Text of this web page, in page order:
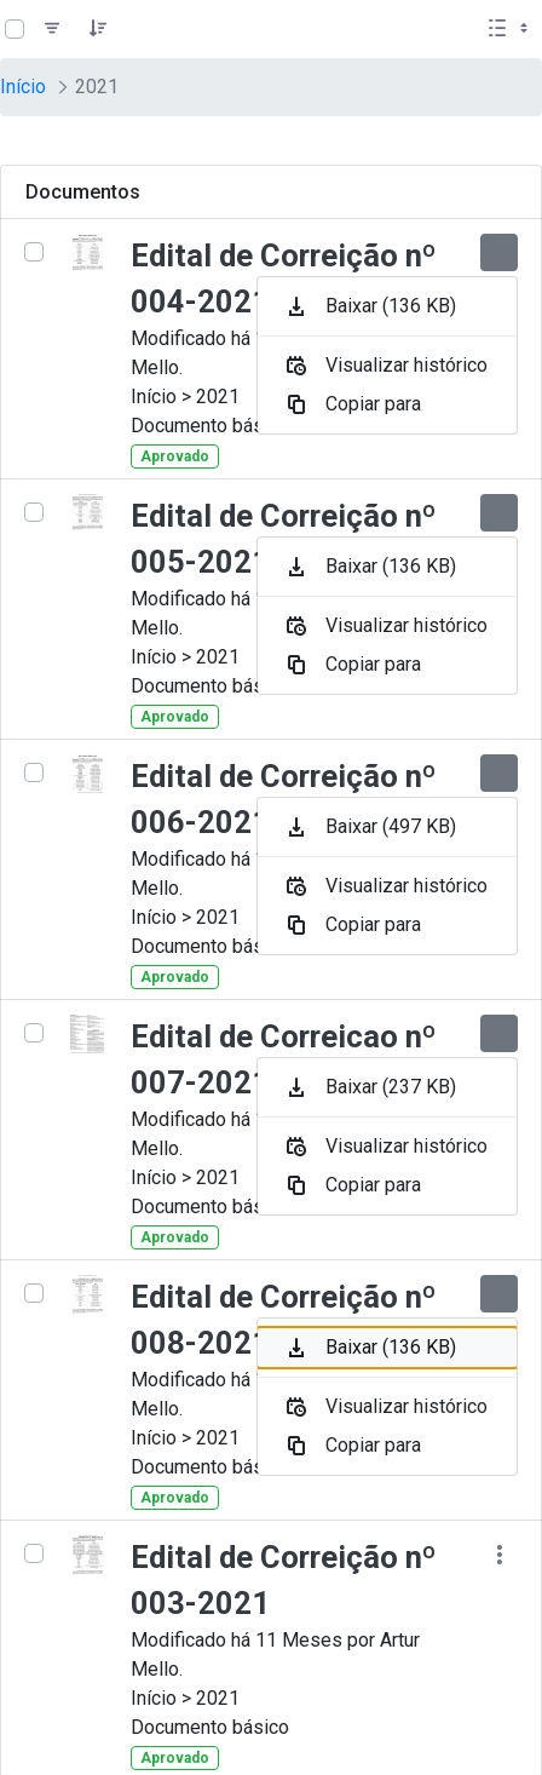
Pular para o Conteúdo principal
teste descricao
Início 2021
Documentos
Edital de Correição nº
004-2021
Modificado há 11 Meses por Artur
Mello.
Início > 2021
Documento básico
Aprovado
Edital de Correição nº
005-2021
Modificado há 11 Meses por Artur
Mello.
Início > 2021
Documento básico
Aprovado
Edital de Correição nº
006-2021
Modificado há 11 Meses por Artur
Mello.
Início > 2021
Documento básico
Aprovado
Edital de Correicao nº
007-2021
Modificado há 11 Meses por Artur
Mello.
Início > 2021
Documento básico
Aprovado
Edital de Correição nº
008-2021
Modificado há 11 Meses por Artur
Mello.
Início > 2021
Documento básico
Aprovado
Edital de Correição nº
003-2021
Modificado há 11 Meses por Artur
Mello.
Início > 2021
Documento básico
Aprovado
Baixar (136 KB)
Visualizar histórico
Copiar para
Baixar (136 KB)
Visualizar histórico
Copiar para
Baixar (497 KB)
Visualizar histórico
Copiar para
Baixar (237 KB)
Visualizar histórico
Copiar para
Baixar (136 KB)
Visualizar histórico
Copiar para